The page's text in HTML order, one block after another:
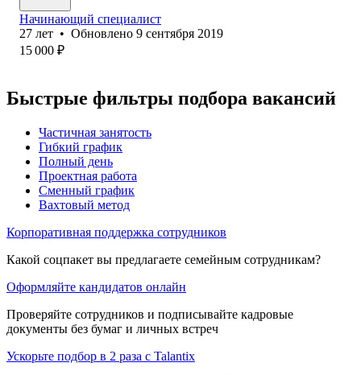
Начинающий специалист
27 лет • Обновлено 9 сентября 2019
15 000 ₽
Быстрые фильтры подбора вакансий
Частичная занятость
Гибкий график
Полный день
Проектная работа
Сменный график
Вахтовый метод
Корпоративная поддержка сотрудников
Какой соцпакет вы предлагаете семейным сотрудникам?
Оформляйте кандидатов онлайн
Проверяйте сотрудников и подписывайте кадровые
документы без бумаг и личных встреч
Ускорьте подбор в 2 раза с Talantix